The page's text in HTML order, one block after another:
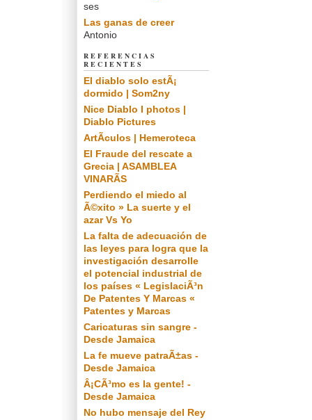
ses
Las ganas de creer
Antonio
REFERENCIAS
RECIENTES
El diablo solo estÃ¡
dormido | Som2ny
Nice Diablo I photos |
Diablo Pictures
ArtÃ­culos | Hemeroteca
El Fraude del rescate a
Grecia | ASAMBLEA
VINARÃS
Perdiendo el miedo al
Ã©xito » La suerte y el
azar Vs Yo
La falta de adecuación de
las leyes para logra que la
investigación desarrolle
el potencial industrial de
los países « LegislaciÃ³n
De Patentes Y Marcas «
Patentes y Marcas
Caricaturas sin sangre -
Desde Jamaica
La fe mueve patraÃ±as -
Desde Jamaica
Â¡CÃ³mo es la gente! -
Desde Jamaica
No hubo mensaje del Rey